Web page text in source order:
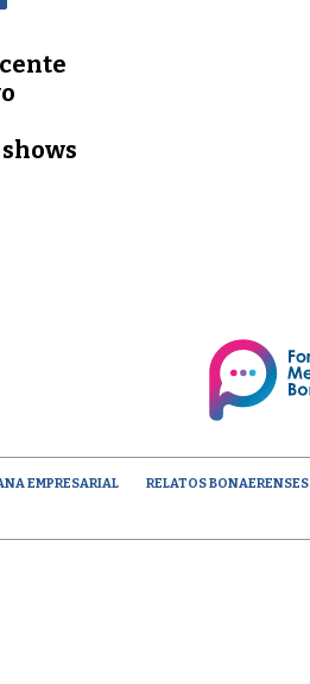
EMPRESARIAL RELATOS BONAERENSES